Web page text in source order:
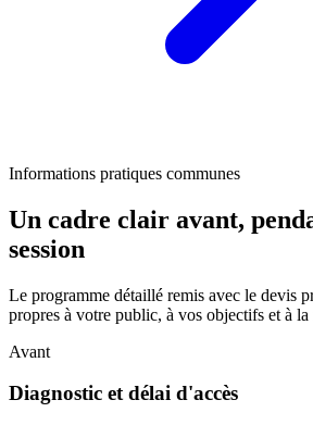
Informations pratiques communes
Un cadre clair avant,
session
Le programme détaillé remis avec le devis
propres à votre public, à vos objectifs et à
Avant
Diagnostic et délai d'accès